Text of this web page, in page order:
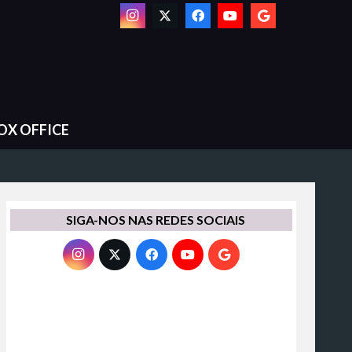
OFFICE
SIGA-NOS NAS REDES SOCIAIS